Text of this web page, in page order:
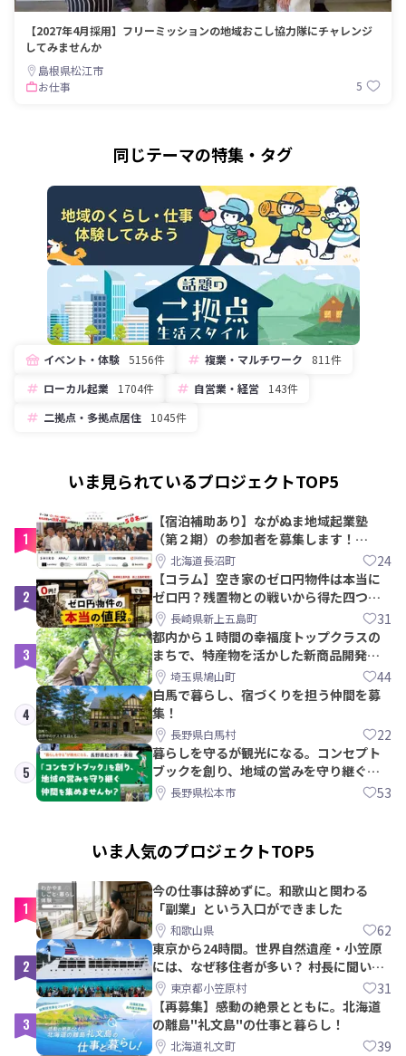
【2027年4月採用】フリーミッションの地域おこし協力隊にチャレンジ
してみませんか
島根県松江市
お仕事
5
同じテーマの特集・タグ
イベント・体験 5156件 複業・マルチワーク
811件
ローカル起業
1704件 自営業・経営
143件
二拠点・多拠点居住
1045件
いま見られているプロジェクトTOP5
1
【宿泊補助あり】ながぬま地域起業塾
（第２期）の参加者を募集します！
【8/21〆】
北海道長沼町 24
2
【コラム】空き家のゼロ円物件は本当に
ゼロ円？残置物との戦いから得た四つの
教訓｜新上五島町
長崎県新上五島町 31
3
都内から１時間の幸福度トップクラスの
まちで、特産物を活かした新商品開発＆
PRメンバー募集！
埼玉県鳩山町 44
4
白馬で暮らし、宿づくりを担う仲間を募
集！
長野県白馬村 22
5
暮らしを守るが観光になる。コンセプト
ブックを創り、地域の営みを守り継ぐ仲
間を集めませんか？
長野県松本市 53
いま人気のプロジェクトTOP5
1
今の仕事は辞めずに。和歌山と関わる
「副業」という入口ができました
和歌山県 62
2
東京から24時間。世界自然遺産・小笠原
には、なぜ移住者が多い？ 村長に聞いて
みた東京都小笠原村 31
3
【再募集】感動の絶景とともに。北海道
の離島"礼文島"の仕事と暮らし！
北海道礼文町 39